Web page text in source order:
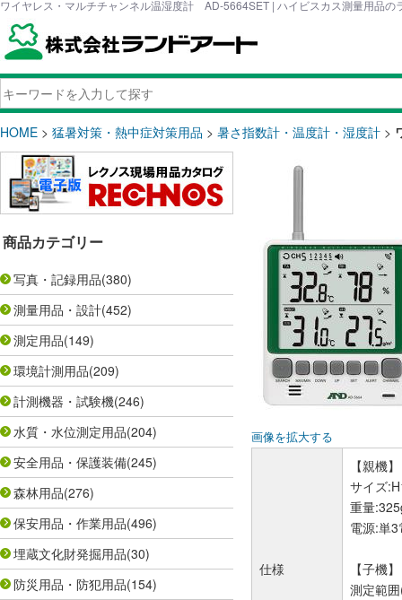
ワイヤレス・マルチチャンネル温湿度計 AD-5664SET | ハイビスカス測量用品の
HOME > 猛暑対策・熱中症対策用品 > 暑さ指数計・温度計・湿度計 >
商品カテゴリー
写真・記録用品(380)
測量用品・設計(452)
測定用品(149)
環境計測用品(209)
計測機器・試験機(246)
水質・水位測定用品(204)
安全用品・保護装備(245)
森林用品(276)
保安用品・作業用品(496)
埋蔵文化財発掘用品(30)
防災用品・防犯用品(154)
画像を拡大する
仕様
【親機】
サイズ
重量
電源:単
【子機】
測定範